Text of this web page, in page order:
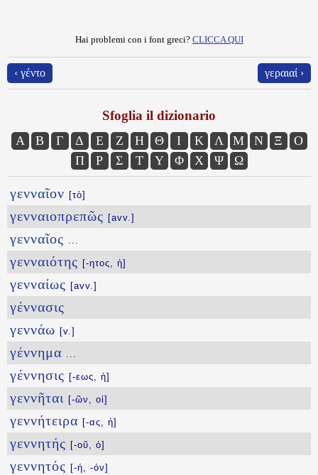
Hai problemi con i font greci? CLICCA QUI
‹ γέντο γεραιαί ›
Sfoglia il dizionario
Α Β Γ Δ Ε Ζ Η Θ Ι Κ Λ Μ Ν Ξ
Ο
Π
Ρ Σ Τ Υ Φ Χ Ψ Ω
γενναῖον [τὸ]
γενναιοπρεπῶς [avv.]
γενναῖος ...
γενναιότης [-ητος, ἡ]
γενναίως [avv.]
γέννασις
γεννάω [v.]
γέννημα ...
γέννησις [-εως, ἡ]
γεννῆται [-ῶν, οἱ]
γεννήτειρα [-ας, ἡ]
γεννητής [-οῦ, ὁ]
γεννητός [-ή, -όν]